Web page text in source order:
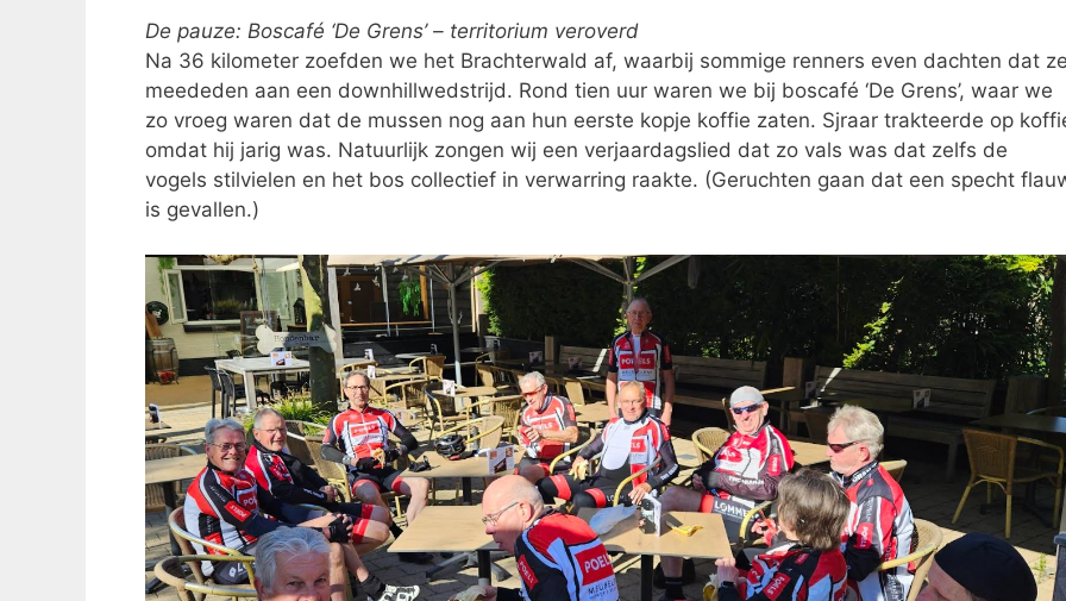
De pauze: Boscafé ‘De Grens’ – territorium veroverd
Na 36 kilometer zoefden we het Brachterwald af, waarbij sommige renners even dachten dat
meededen aan een downhillwedstrijd. Rond tien uur waren we bij boscafé ‘De Grens’, waar we
zo vroeg waren dat de mussen nog aan hun eerste kopje koffie zaten. Sjraar trakteerde op
omdat hij jarig was. Natuurlijk zongen wij een verjaardagslied dat zo vals was dat zelfs de
vogels stilvielen en het bos collectief in verwarring raakte. (Geruchten gaan dat een specht
is gevallen.)